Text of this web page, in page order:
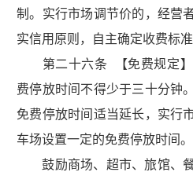
制。实行市场调节价的，经营
实信用原则，自主确定收费标
第二十六条 【免费规定】
费停放时间不得少于三十分钟
免费停放时间适当延长，实行
车场设置一定的免费停放时间。
鼓励商场、超市、旅馆、餐